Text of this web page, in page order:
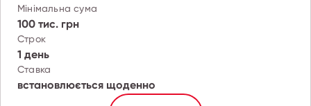
Мінімальна сума
100 тис. грн
Строк
1 день
Ставка
встановлюється щоденно